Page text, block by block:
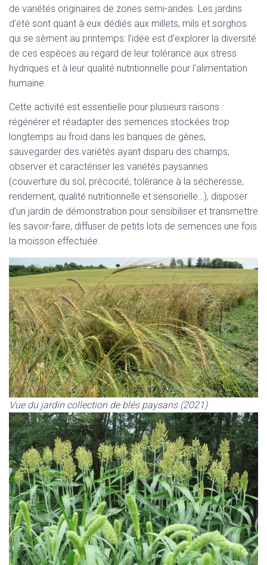
de variétés originaires de zones semi-arides. Les jardins
d’été sont quant à eux dédiés aux millets, mils et sorghos
qui se sèment au printemps: l’idée est d’explorer la diversité
de ces espèces au regard de leur tolérance aux stress
hydriques et à leur qualité nutritionnelle pour l’alimentation
humaine.
Cette activité est essentielle pour plusieurs raisons :
régénérer et réadapter des semences stockées trop
longtemps au froid dans les banques de gènes,
sauvegarder des variétés ayant disparu des champs,
observer et caractériser les variétés paysannes
(couverture du sol, précocité, tolérance à la sécheresse,
rendement, qualité nutritionnelle et sensorielle…), disposer
d’un jardin de démonstration pour sensibiliser et transmettre
les savoir-faire, diffuser de petits lots de semences une fois
la moisson effectuée.
Vue du jardin collection de blés paysans (2021)